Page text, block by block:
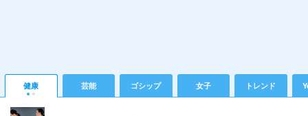
健康 芸能 ゴシップ 女子 トレンド